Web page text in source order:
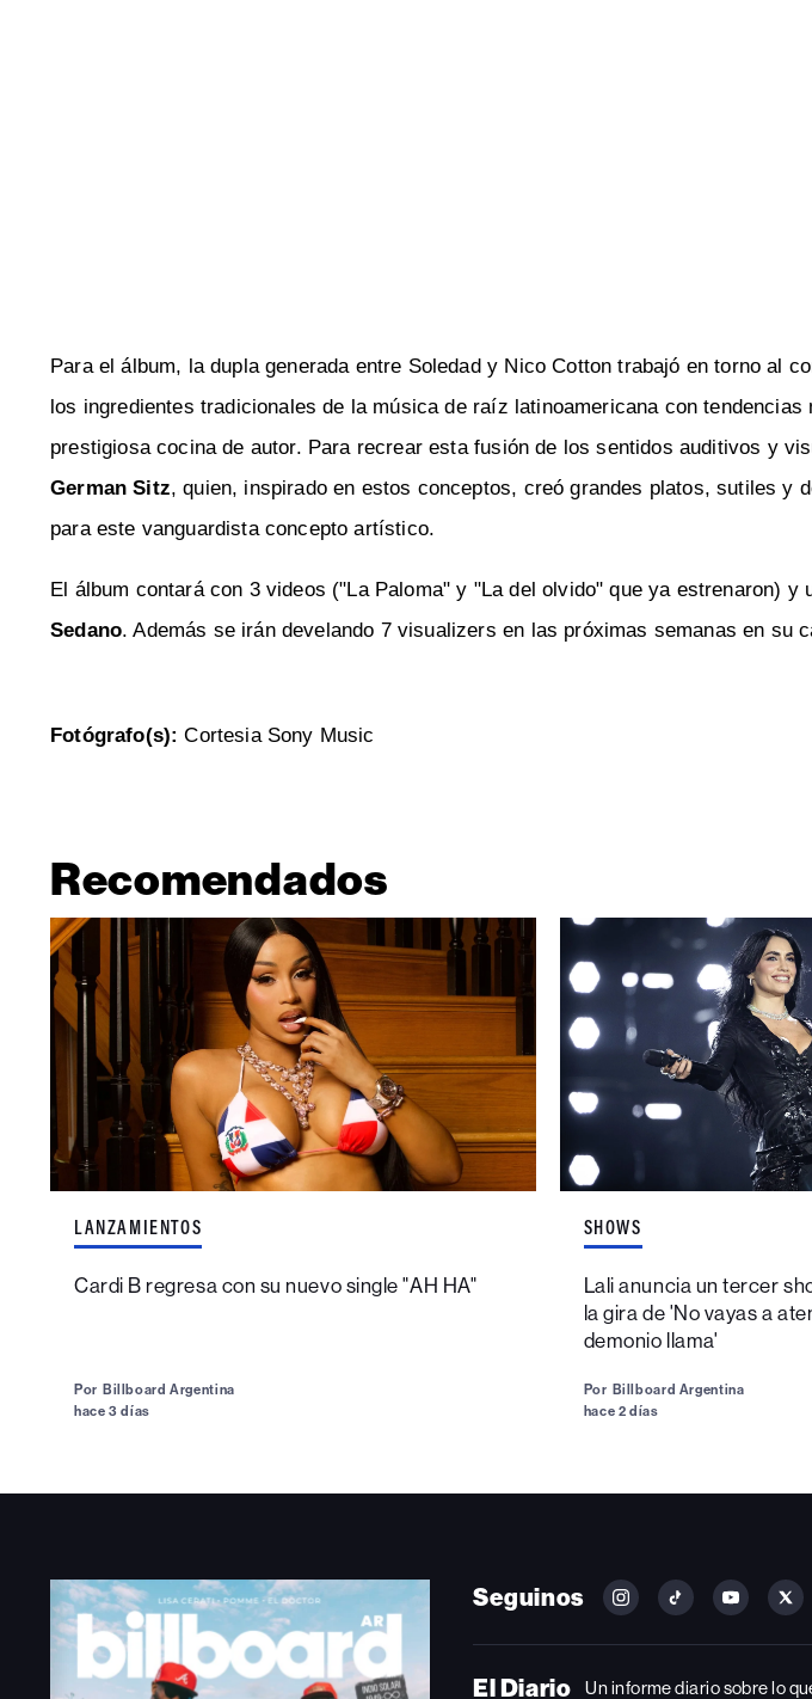
Para el álbum, la dupla generada entre Soledad y Nico Cotton trabajó en torno al
los ingredientes tradicionales de la música de raíz latinoamericana con
prestigiosa cocina de autor. Para recrear esta fusión de los sentidos auditivos y
German Sitz, quien, inspirado en estos conceptos, creó grandes platos, sutiles y
para este vanguardista concepto artístico.
El álbum contará con 3 videos ("La Paloma" y "La del olvido" que ya estrenaron) y
Sedano. Además se irán develando 7 visualizers en las próximas semanas en su
Fotógrafo(s):Cortesia Sony Music
Recomendados
LANZAMIENTOS
Cardi B regresa con su nuevo single "AH HA"
Por Billboard Argentina
hace 3 días
SHOWS
Lali anuncia un tercer
la gira de 'No vayas a
demonio llama'
Por Billboard Argentina
hace 2 días
Seguinos
FOLLOW
ON
FOLLOW
ON
FOLLOW
ON
ON
El Diario Un informe diario sobre lo